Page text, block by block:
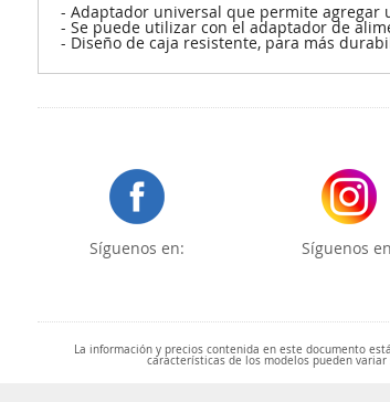
- Adaptador universal que permite agregar
- Se puede utilizar con el adaptador de
- Diseño de caja resistente, para más
Síguenos en: Síguenos
La información y precios contenida en este documento
características de los modelos pueden